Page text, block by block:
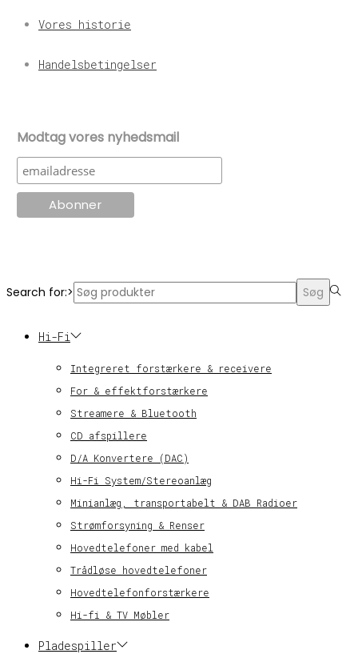
Vores historie
Handelsbetingelser
Modtag vores nyhedsmail
Search for:> Søg
Hi-Fi
Integreret forstærkere & receivere
For & effektforstærkere
Streamere & Bluetooth
CD afspillere
D/A Konvertere (DAC)
Hi-Fi System/Stereoanlæg
Minianlæg, transportabelt & DAB Radioer
Strømforsyning & Renser
Hovedtelefoner med kabel
Trådløse hovedtelefoner
Hovedtelefonforstærkere
Hi-fi & TV Møbler
Pladespiller